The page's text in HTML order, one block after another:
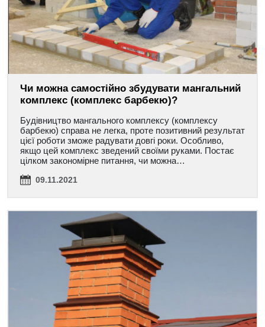
Чи можна самостійно збудувати мангальний
комплекс (комплекс барбекю)?
Будівництво мангального комплексу (комплексу
барбекю) справа не легка, проте позитивний результат
цієї роботи зможе радувати довгі роки. Особливо,
якщо цей комплекс зведений своїми руками. Постає
цілком закономірне питання, чи можна…
09.11.2021